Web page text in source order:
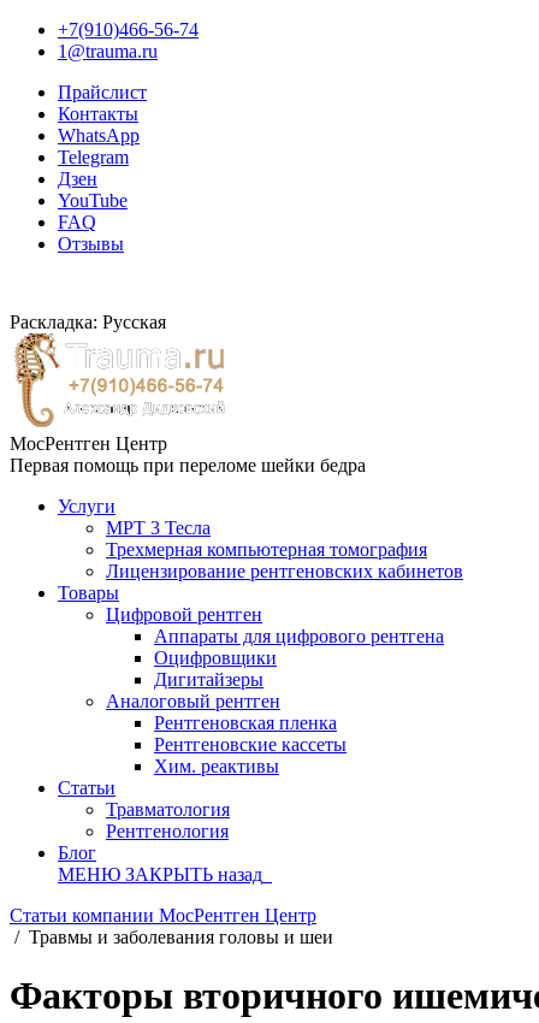
+7(910)466-56-74
1@trauma.ru
Прайслист
Контакты
WhatsApp
Telegram
Дзен
YouTube
FAQ
Отзывы
Раскладка: Русская
МосРентген Центр
Первая помощь при переломе шейки бедра
Услуги
МРТ 3 Тесла
Трехмерная компьютерная томография
Лицензирование рентгеновских кабинетов
Товары
Цифровой рентген
Аппараты для цифрового рентгена
Оцифровщики
Дигитайзеры
Аналоговый рентген
Рентгеновская пленка
Рентгеновские кассеты
Хим. реактивы
Статьи
Травматология
Рентгенология
Блог
МЕНЮ ЗАКРЫТЬ назад
Статьи компании МосРентген Центр
/ Травмы и заболевания головы и шеи
Факторы вторичного